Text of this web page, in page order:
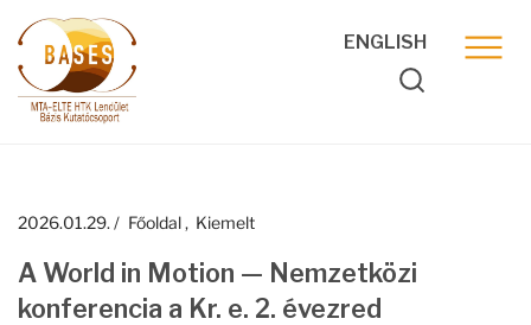
ENGLISH
2026.01.29. Főoldal Kiemelt
A World in Motion — Nemzetközi
konferencia a Kr. e. 2. évezred